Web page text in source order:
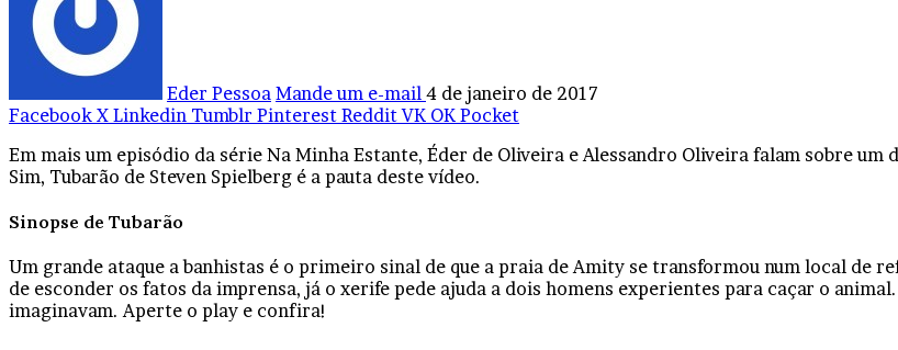
Eder Pessoa Mande um e-mail 4 de janeiro de 2017
Facebook X Linkedin Tumblr Pinterest Reddit VK OK Pocket
Em mais um episódio da série Na Minha Estante, Éder de Oliveira e Alessandro Oliveira falam sobre
Sim, Tubarão de Steven Spielberg é a pauta deste vídeo.
Sinopse de Tubarão
Um grande ataque a banhistas é o primeiro sinal de que a praia de Amity se transformou num local de
de esconder os fatos da imprensa, já o xerife pede ajuda a dois homens experientes para caçar o
imaginavam. Aperte o play e confira!